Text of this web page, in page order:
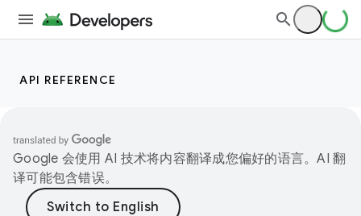
API REFERENCE
Google 会使用 AI 技术将内容翻译成您偏好的语言。AI 翻
译可能包含错误。